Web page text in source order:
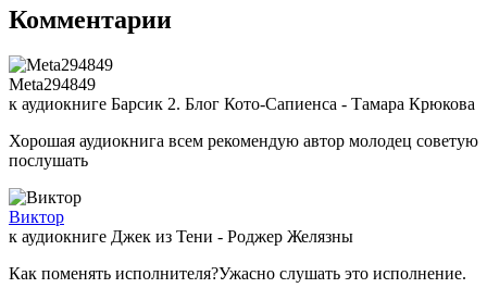
Комментарии
Meta294849
к аудиокниге Барсик 2. Блог Кото-Сапиенса - Тамара Крюкова
Хорошая аудиокнига всем рекомендую автор молодец советую
послушать
Виктор
к аудиокниге Джек из Тени - Роджер Желязны
Как поменять исполнителя?Ужасно слушать это исполнение.